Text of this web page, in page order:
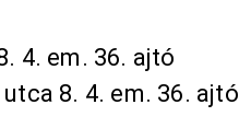
4. em. 36. ajtó
8. 4. em. 36. ajtó